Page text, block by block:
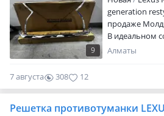
зависят от
Доставка:
Самовывоз:
Карсити, 4-й
отправка в
9
generation
продаже
В идеальном
запчасти на
компании,
автобус,
Алматы
7 августа 308 12
Решетка противотуманки